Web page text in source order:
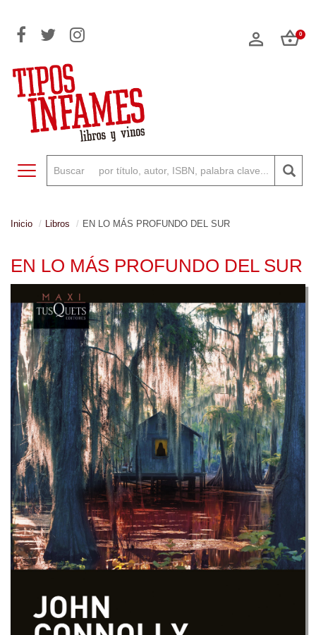
0
Toggle navigation
Inicio Libros EN LO MÁS PROFUNDO DEL SUR
EN LO MÁS PROFUNDO DEL SUR